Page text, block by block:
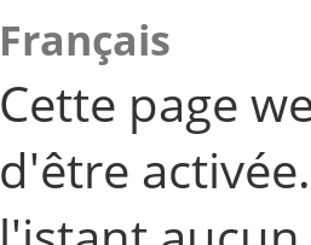
Français
Cette page
d'être